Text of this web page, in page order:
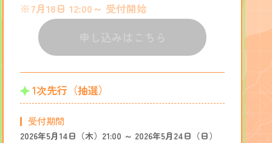
※7月18日 12:00～ 受付開始
1次先行（抽選）
受付期間
2026年5月14日（木）21:00 ～ 2026年5月24日（日）